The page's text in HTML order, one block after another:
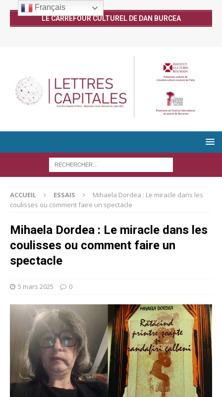
LE CARREFOUR CULTUREL DE DAN BURCEA
ACCUEIL ESSAIS
Mihaela Dordea : Le miracle dans les
coulisses ou comment faire un spectacle
Mihaela Dordea : Le miracle dans les
coulisses ou comment faire un
spectacle
5 mars 2025 0
Français